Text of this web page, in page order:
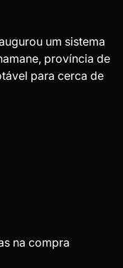
um sistema
província de
para cerca de
na compra